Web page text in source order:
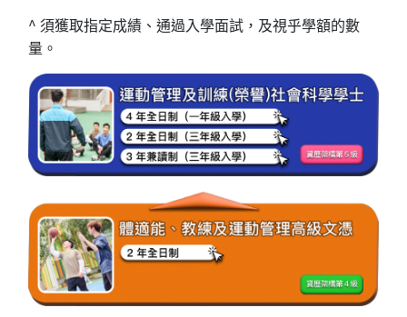
^ 須獲取指定成績、通過入學面試，及視乎學額的數
量。